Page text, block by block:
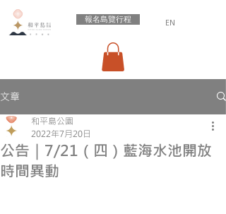
報名島覽行程 EN
文章
公告｜7/21（四）藍海水池開放
時間異動
和平島公園
2022年7月20日